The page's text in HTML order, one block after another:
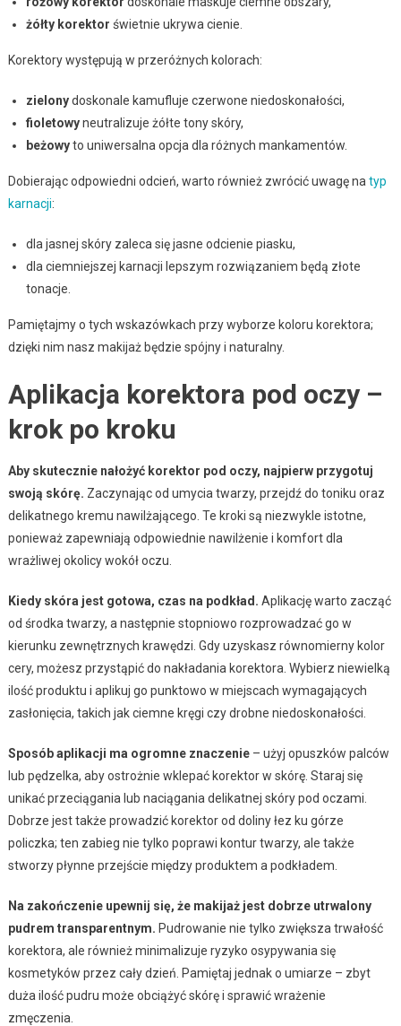
żółty korektor świetnie ukrywa cienie.
Korektory występują w przeróżnych kolorach:
zielonydoskonale kamufluje czerwone niedoskonałości,
fioletowyneutralizuje żółte tony skóry,
beżowyto uniwersalna opcja dla różnych mankamentów.
Dobierając odpowiedni odcień, warto również zwrócić uwagę na typ
karnacji:
dla jasnej skóry zaleca się jasne odcienie piasku,
dla ciemniejszej karnacji lepszym rozwiązaniem będą złote
tonacje.
Pamiętajmy o tych wskazówkach przy wyborze koloru korektora;
dzięki nim nasz makijaż będzie spójny i naturalny.
Aplikacja korektora pod oczy –
krok po kroku
Aby skutecznie nałożyć korektor pod oczy, najpierw przygotuj
swoją skórę. Zaczynając od umycia twarzy, przejdź do toniku oraz
delikatnego kremu nawilżającego. Te kroki są niezwykle istotne,
ponieważ zapewniają odpowiednie nawilżenie i komfort dla
wrażliwej okolicy wokół oczu.
Kiedy skóra jest gotowa, czas na podkład. Aplikację warto zacząć
od środka twarzy, a następnie stopniowo rozprowadzać go w
kierunku zewnętrznych krawędzi. Gdy uzyskasz równomierny kolor
cery, możesz przystąpić do nakładania korektora. Wybierz niewielką
ilość produktu i aplikuj go punktowo w miejscach wymagających
zasłonięcia, takich jak ciemne kręgi czy drobne niedoskonałości.
Sposób aplikacji ma ogromne znaczenie– użyj opuszków palców
lub pędzelka, aby ostrożnie wklepać korektor w skórę. Staraj się
unikać przeciągania lub naciągania delikatnej skóry pod oczami.
Dobrze jest także prowadzić korektor od doliny łez ku górze
policzka; ten zabieg nie tylko poprawi kontur twarzy, ale także
stworzy płynne przejście między produktem a podkładem.
Na zakończenie upewnij się, że makijaż jest dobrze utrwalony
pudrem transparentnym. Pudrowanie nie tylko zwiększa trwałość
korektora, ale również minimalizuje ryzyko osypywania się
kosmetyków przez cały dzień. Pamiętaj jednak o umiarze – zbyt
duża ilość pudru może obciążyć skórę i sprawić wrażenie
zmęczenia.